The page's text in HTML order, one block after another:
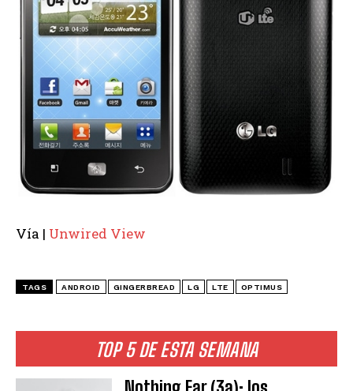
TOP 5 DE ESTA SEMANA
Vía | Unwired View
TAGS ANDROID GINGERBREAD LG LTE OPTIMUS